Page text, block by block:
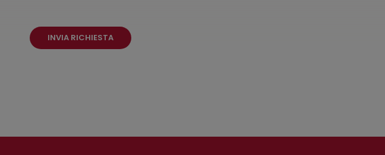
INVIA RICHIESTA